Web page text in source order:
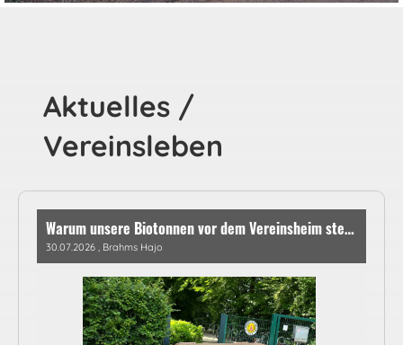
Aktuelles /
Vereinsleben
Warum unsere Biotonnen vor dem Vereinsheim stehen – Sicherheit geht vor!
30.07.2026 , Brahms Hajo